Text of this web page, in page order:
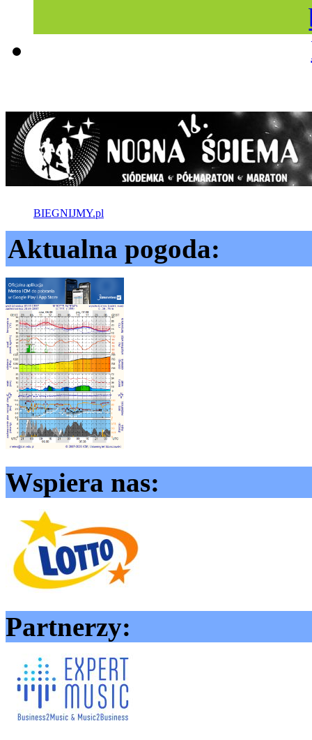
BIEGNIJMY.pl
Aktualna pogoda:
Wspiera nas:
Partnerzy: